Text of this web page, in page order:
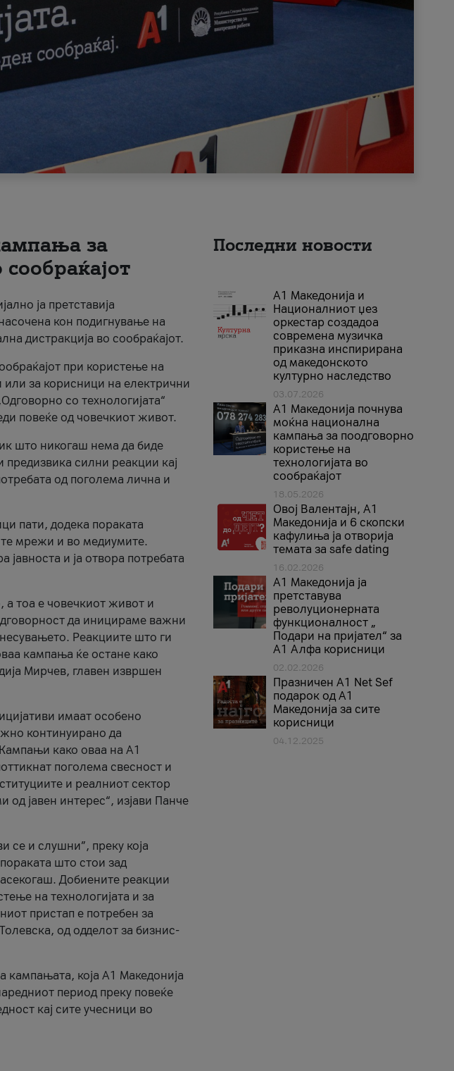
за
ја претставија
кон подигнување на
дистракција во сообраќајот.
при користење на
или за корисници на електрични
со технологијата“
повеќе од човечкиот живот.
што никогаш нема да биде
предизвика силни реакции кај
од поголема лична и
пати, додека пораката
мрежи и во медиумите.
јавноста и ја отвора потребата
а тоа е човечкиот живот и
да иницираме важни
Реакциите што ги
кампања ќе остане како
Мирчев, главен извршен
имаат особено
континуирано да
како оваа на A1
поголема свесност и
и реалниот сектор
јавен интерес“, изјави Панче
се и слушни”, преку која
што стои зад
Добиените реакции
на технологијата и за
пристап е потребен за
од одделот за бизнис-
кампањата, која A1 Македонија
период преку повеќе
кај сите учесници во
Последни новости
А1 Македонија и
Националниот џез
оркестар создадоа
современа музичка
приказна инспирирана
од македонското
културно наследство
03.07.2026
A1 Македонија почнува
моќна национална
кампања за поодговорно
користење на
технологијата во
сообраќајот
18.05.2026
Овој Валентајн, A1
Македонија и 6 скопски
кафулиња ја отворија
темата за safe dating
16.02.2026
А1 Македонија ја
претставува
револуционерната
функционалност „
Подари на пријател“ за
А1 Алфа корисници
02.02.2026
Празничен A1 Net Sеf
подарок од А1
Македонија за сите
корисници
04.12.2025